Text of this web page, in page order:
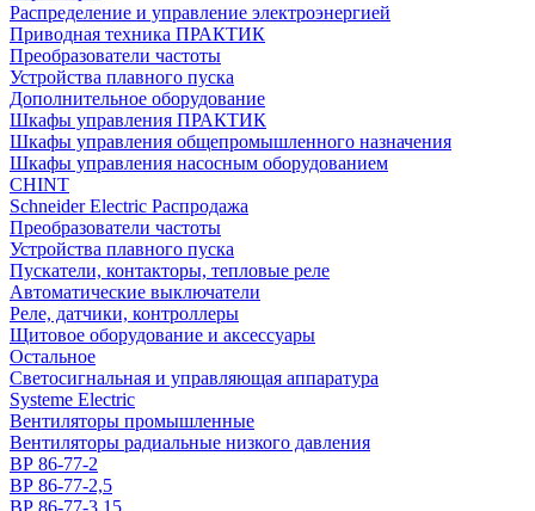
Распределение и управление электроэнергией
Приводная техника ПРАКТИК
Преобразователи частоты
Устройства плавного пуска
Дополнительное оборудование
Шкафы управления ПРАКТИК
Шкафы управления общепромышленного назначения
Шкафы управления насосным оборудованием
CHINT
Schneider Electric Распродажа
Преобразователи частоты
Устройства плавного пуска
Пускатели, контакторы, тепловые реле
Автоматические выключатели
Реле, датчики, контроллеры
Щитовое оборудование и аксессуары
Остальное
Светосигнальная и управляющая аппаратура
Systeme Electric
Вентиляторы промышленные
Вентиляторы радиальные низкого давления
ВР 86-77-2
ВР 86-77-2,5
ВР 86-77-3,15